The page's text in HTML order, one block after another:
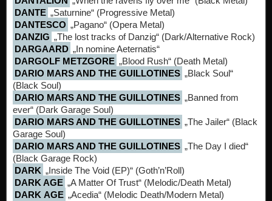
DANTE „Saturnine“ (Progressive Metal)
DANTESCO „Pagano“ (Opera Metal)
DANZIG „The lost tracks of Danzig“ (Dark/Alternative Rock)
DARGAARD „In nomine Aeternatis“
DARGOLF METZGORE „Blood Rush“ (Death Metal)
DARIO MARS AND THE GUILLOTINES „Black Soul“
(Black Soul)
DARIO MARS AND THE GUILLOTINES „Banned from
ever“ (Dark Garage Soul)
DARIO MARS AND THE GUILLOTINES „The Jailer“ (Black
Garage Soul)
DARIO MARS AND THE GUILLOTINES „The Day I died“
(Black Garage Rock)
DARK „Inside The Void (EP)“ (Goth’n’Roll)
DARK AGE „A Matter Of Trust“ (Melodic/Death Metal)
DARK AGE „Acedia“ (Melodic Death/Modern Metal)